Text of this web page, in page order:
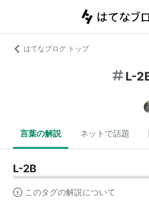
はてなブログ トップ
L-
言葉の解説 ネットで話題
L-2B
このタグの解説について